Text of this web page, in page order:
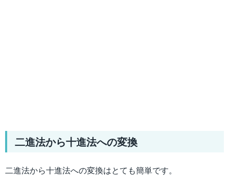
二進法から十進法への変換
二進法から十進法への変換はとても簡単です。